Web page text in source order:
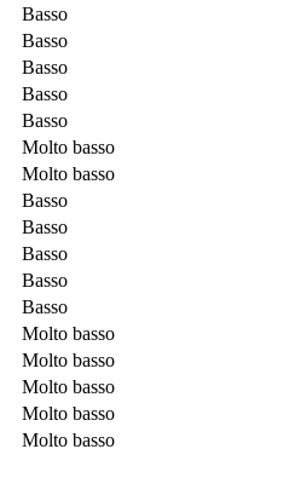
Basso
Basso
Basso
Basso
Basso
Molto basso
Molto basso
Basso
Basso
Basso
Basso
Basso
Molto basso
Molto basso
Molto basso
Molto basso
Molto basso